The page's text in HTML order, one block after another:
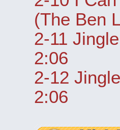
(The Ben
2-11
2:06
2-12
2:06